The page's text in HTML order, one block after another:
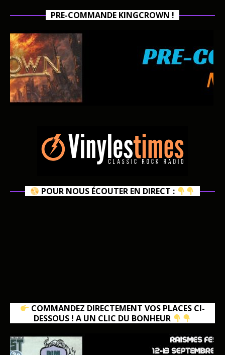
PRE-COMMANDE KINGCROWN !
POUR NOUS ÉCOUTER EN DIRECT :
COMMANDEZ DIRECTEMENT VOS PLACES CI-
DESSOUS ! A UN CLIC DU BONHEUR